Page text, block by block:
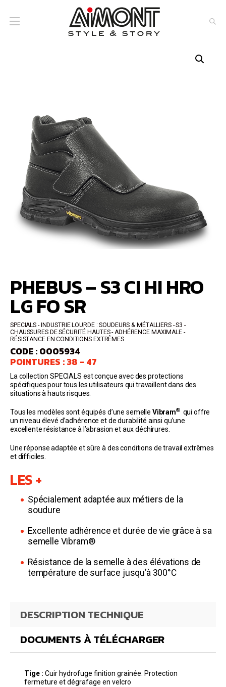
PHEBUS – S3 CI HI HRO
LG FO SR
CODE : 0005934
POINTURES : 38 - 47
La collection SPECIALS est conçue avec des protections
spécifiques pour tous les utilisateurs qui travaillent dans des
situations à hauts risques.
Tous les modèles sont équipés d’une semelle Vibram®qui offre
un niveau élevé d’adhérence et de durabilité ainsi qu’une
excellente résistance à l’abrasion et aux déchirures.
Une réponse adaptée et sûre à des conditions de travail extrêmes
et difficiles.
LES +
Spécialement adaptée aux métiers de la
soudure
Excellente adhérence et durée de vie grâce à sa
semelle Vibram®
Résistance de la semelle à des élévations de
température de surface jusqu’à 300°C
SPECIALS INDUSTRIE LOURDE : SOUDEURS & MÉTALLIERS
S3
CHAUSSURES DE SÉCURITÉ HAUTES
ADHÉRENCE MAXIMALE -
RÉSISTANCE EN CONDITIONS EXTRÊMES
DESCRIPTION TECHNIQUE
DOCUMENTS À TÉLÉCHARGER
Tige : Cuir hydrofuge finition grainée. Protection
fermeture et dégrafage en velcro